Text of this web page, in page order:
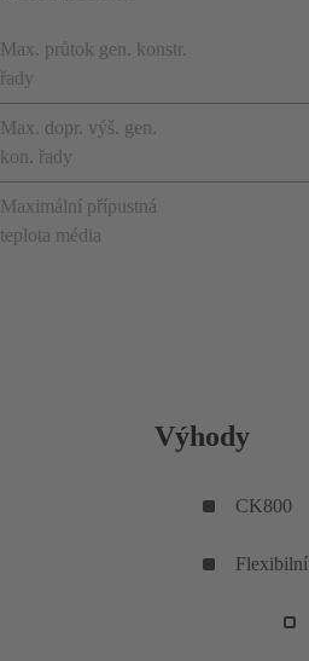
Max. průtok gen. konstr.
řady
Max. dopr. výš. gen.
kon. řady
Maximální přípustná
teplota média
Výhody
CK800
Flexibilní